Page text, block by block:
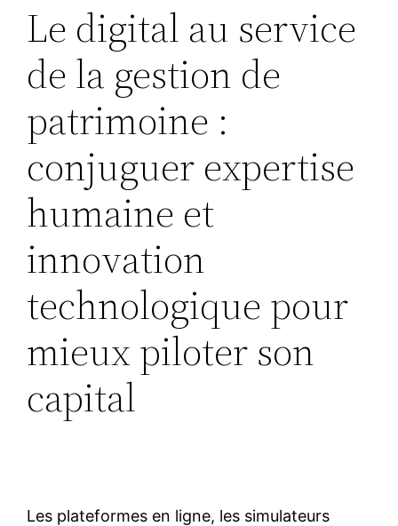
Le digital au service
de la gestion de
patrimoine :
conjuguer expertise
humaine et
innovation
technologique pour
mieux piloter son
capital
Les plateformes en ligne, les simulateurs